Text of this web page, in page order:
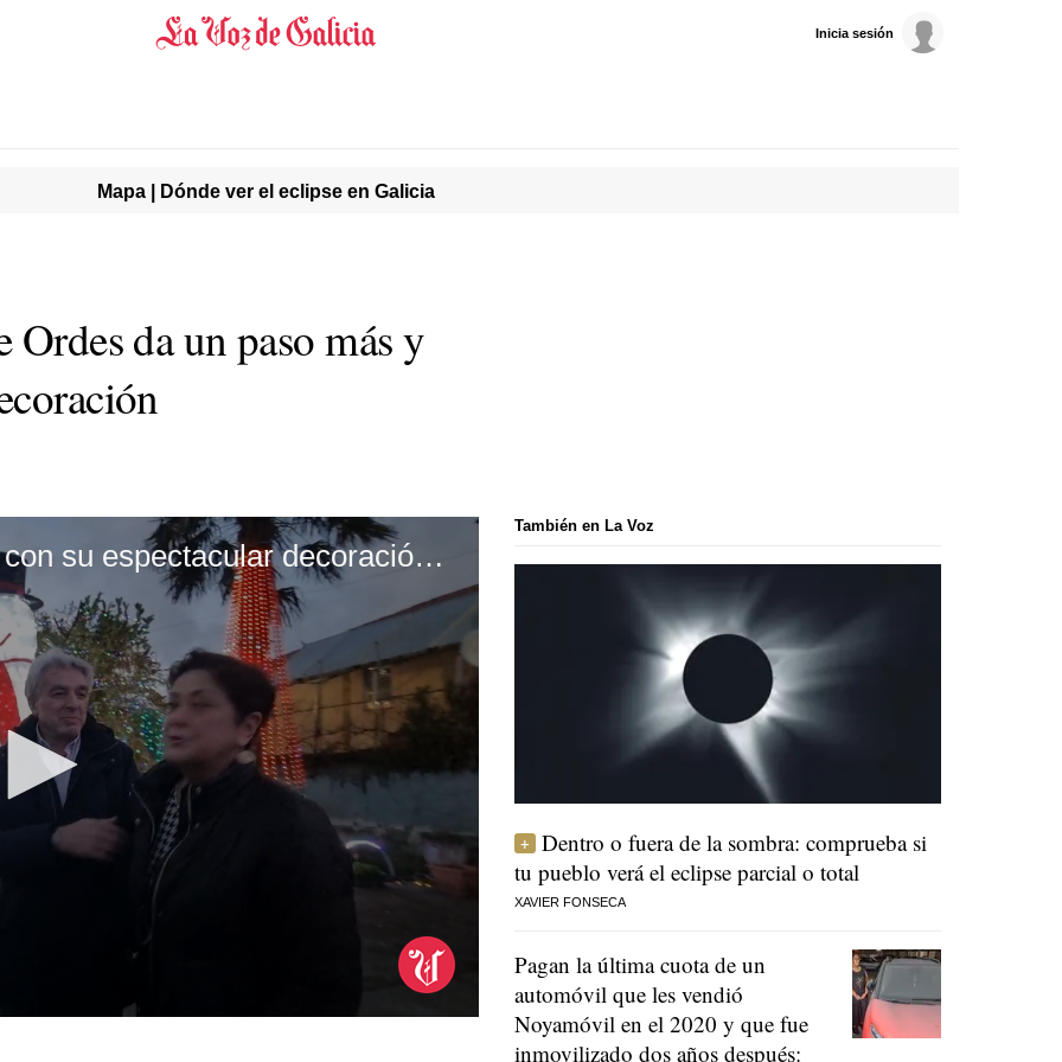
Inicia sesión
Mapa | Dónde ver el eclipse en Galicia
Ordes da un paso más y
Nano Pérez y Charo García, con su espectacular decoración navideña de su casa de Ordes - iluminación navideña
También en La Voz
Dentro o fuera de la sombra: comprueba si
tu pueblo verá el eclipse parcial o total
XAVIER FONSECA
Pagan la última cuota de un
automóvil que les vendió
Noyamóvil en el 2020 y que fue
inmovilizado dos años después: